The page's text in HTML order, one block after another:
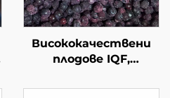
Висококачествени
плодове IQF,
опаковка от 10 кг,